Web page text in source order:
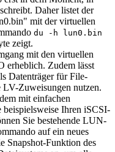
Daher listet der
mit der virtuellen
du -h lun0.bin
zeigt.
mit den virtuellen
erheblich. Zudem lässt
Datenträger für File-
LV-Zuweisungen nutzen.
mit einfachen
Ihren iSCSI-
Sie bestehende LUN-
auf ein neues
Snapshot-Funktion des